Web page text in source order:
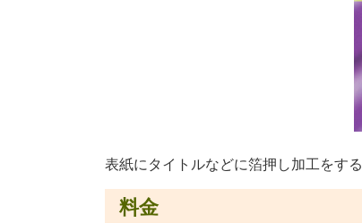
表紙にタイトルなどに箔押し加工をす
料金